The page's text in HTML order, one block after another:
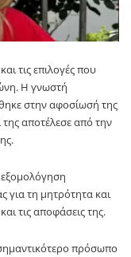
τις επιλογές που
Η γνωστή
στην αφοσίωσή της
της αποτέλεσε από την
εξομολόγηση
τη μητρότητα και
τις αποφάσεις της.
πρόσωπο